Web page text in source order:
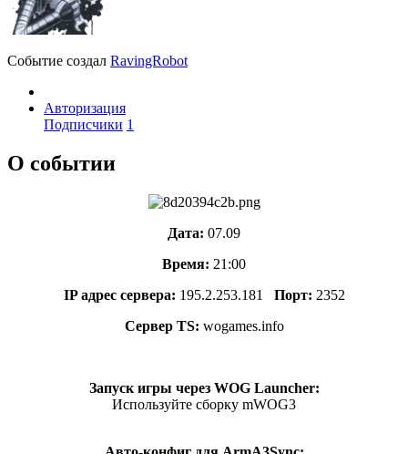
Событие создал RavingRobot
Авторизация
Подписчики 1
О событии
Дата: 07.09
Время: 21:00
IP адрес сервера: 195.2.253.181 Порт: 2352
Сервер TS: wogames.info
Запуск игры через WOG Launcher:
Используйте сборку mWOG3